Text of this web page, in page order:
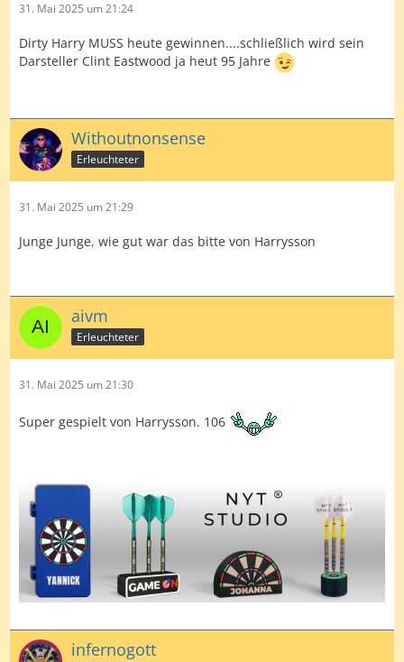
31. Mai 2025 um 21:24
Dirty Harry MUSS heute gewinnen....schließlich wird sein
Darsteller Clint Eastwood ja heut 95 Jahre
Withoutnonsense
Erleuchteter
31. Mai 2025 um 21:29
Junge Junge, wie gut war das bitte von Harrysson
aivm
Erleuchteter
31. Mai 2025 um 21:30
Super gespielt von Harrysson. 106
infernogott